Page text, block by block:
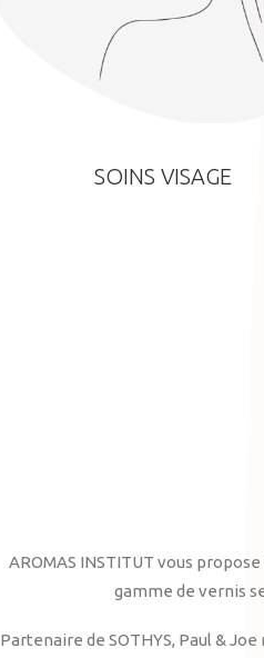
SOINS VISAGE
AROMAS INSTITUT vous
gamme de vernis
Partenaire de SOTHYS, Paul &